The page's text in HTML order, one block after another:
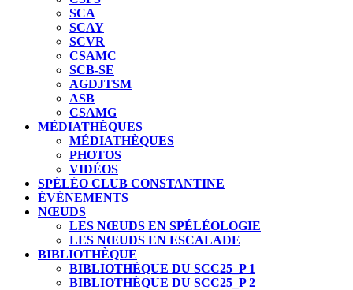
SCA
SCAY
SCVR
CSAMC
SCB-SE
AGDJTSM
ASB
CSAMG
MÉDIATHÈQUES
MÉDIATHÈQUES
PHOTOS
VIDÉOS
SPÉLÉO CLUB CONSTANTINE
ÉVÉNEMENTS
NŒUDS
LES NŒUDS EN SPÉLÉOLOGIE
LES NŒUDS EN ESCALADE
BIBLIOTHÈQUE
BIBLIOTHÈQUE DU SCC25_P 1
BIBLIOTHÈQUE DU SCC25_P 2